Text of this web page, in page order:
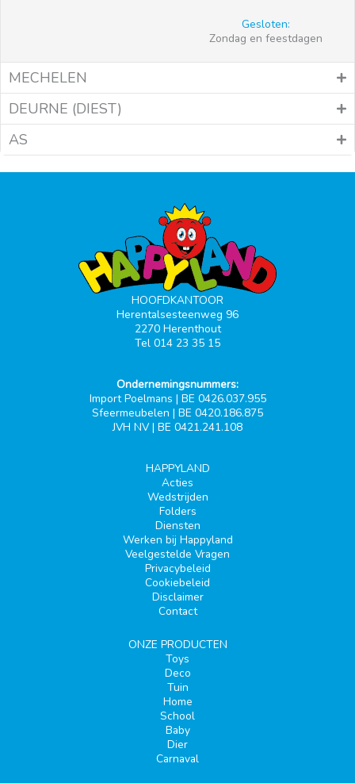
Gesloten:
Zondag en feestdagen
MECHELEN
DEURNE (DIEST)
AS
HOOFDKANTOOR
Herentalsesteenweg 96
2270 Herenthout
Tel 014 23 35 15
Ondernemingsnummers:
Import Poelmans | BE 0426.037.955
Sfeermeubelen | BE 0420.186.875
JVH NV | BE 0421.241.108
HAPPYLAND
Acties
Wedstrijden
Folders
Diensten
Werken bij Happyland
Veelgestelde Vragen
Privacybeleid
Cookiebeleid
Disclaimer
Contact
ONZE PRODUCTEN
Toys
Deco
Tuin
Home
School
Baby
Dier
Carnaval